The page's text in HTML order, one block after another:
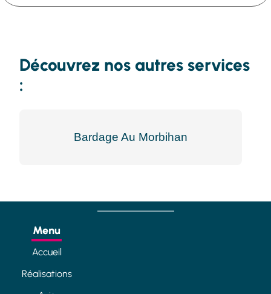
Découvrez nos autres services
:
Bardage Au Morbihan
Menu
Accueil
Réalisations